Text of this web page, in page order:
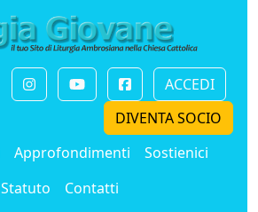
ACCEDI
DIVENTA SOCIO
Approfondimenti
Sostienici
Statuto
Contatti